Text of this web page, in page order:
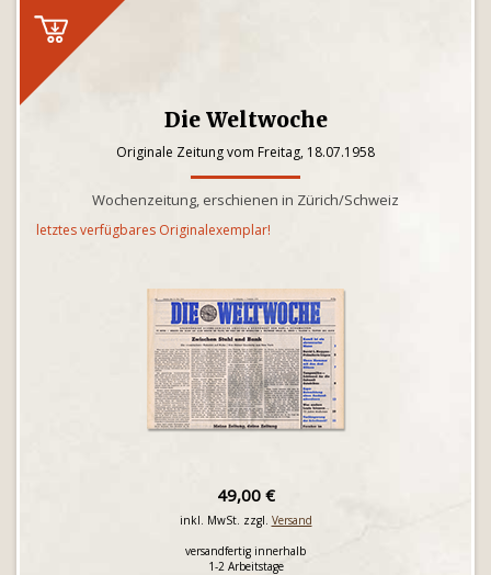
Die Weltwoche
Originale Zeitung vom Freitag, 18.07.1958
Wochenzeitung, erschienen in Zürich/Schweiz
letztes verfügbares Originalexemplar!
49,00 €
inkl. MwSt. zzgl. Versand
versandfertig innerhalb
1-2 Arbeitstage